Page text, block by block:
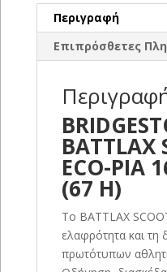
Περιγραφή
Επιπρόσθετες
BATTLAX
ECO-PIA
(67 H)
Το BATTLAX
ελαφρότητα και τη
πρωτότυπων